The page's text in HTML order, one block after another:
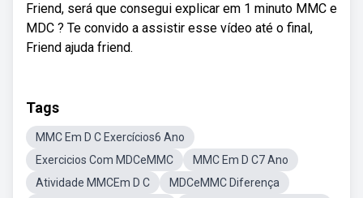
Friend, será que consegui explicar em 1 minuto MMC e
MDC ? Te convido a assistir esse vídeo até o final,
Friend ajuda friend.
Tags
MMC Em D C Exercícios6 Ano
Exercicios Com MDCeMMC
MMC Em D C7 Ano
Atividade MMCEm D C
MDCeMMC Diferença